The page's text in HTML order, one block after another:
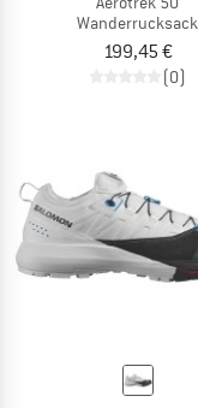
Wanderrucksack
199,45 €
(0)